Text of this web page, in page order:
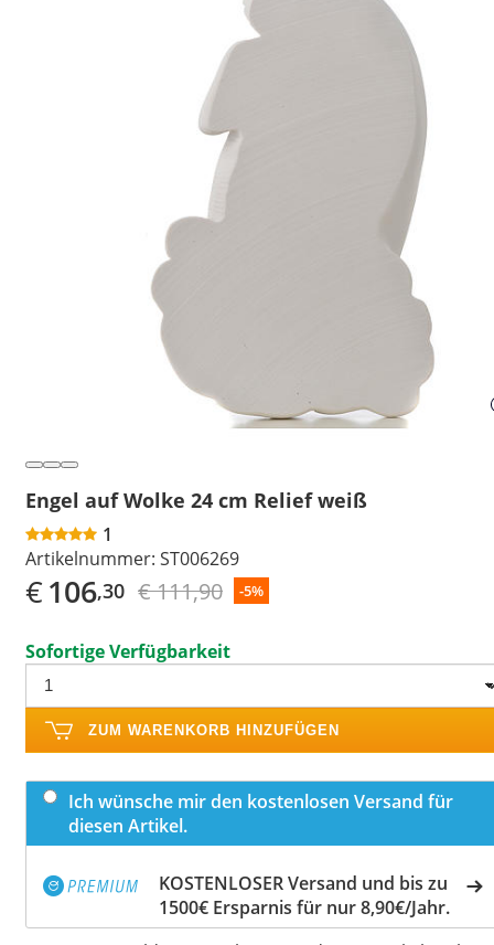
Engel auf Wolke 24 cm Relief weiß
1
Artikelnummer: ST006269
€106,30 € 111,90 -5%
Sofortige Verfügbarkeit
ZUM WARENKORB HINZUFÜGEN
Ich wünsche mir den kostenlosen Versand für
diesen Artikel.
KOSTENLOSER Versand und bis zu
1500€ Ersparnis für nur 8,90€/Jahr.